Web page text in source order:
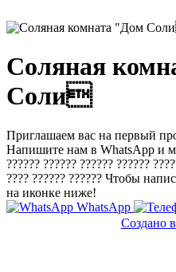
Соляная
Соли
Приглашаем вас на первый
Напишите нам в WhatsApp и
?????? ?????? ?????? ??????
???? ?????? ?????? Чтобы
на иконке ниже!
WhatsApp
Создано